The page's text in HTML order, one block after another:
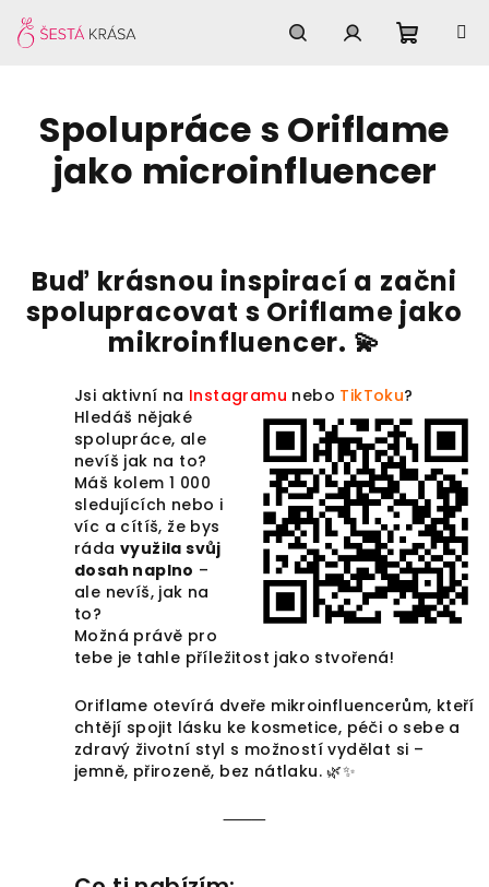
na
obsah
košík
Spolupráce s Oriflame
jako microinfluencer
Buď krásnou inspirací a začni
spolupracovat s Oriflame jako
mikroinfluencer. 💫
Jsi aktivní na Instagramu nebo TikToku?
Hledáš nějaké
spolupráce, ale
nevíš jak na to?
Máš kolem 1 000
sledujících nebo i
víc a cítíš, že bys
ráda využila svůj
dosah naplno –
ale nevíš, jak na
to?
Možná právě pro
tebe je tahle příležitost jako stvořená!
Oriflame otevírá dveře mikroinfluencerům, kteří
chtějí spojit lásku ke kosmetice, péči o sebe a
zdravý životní styl s možností vydělat si –
jemně, přirozeně, bez nátlaku. 🌿✨
⸻